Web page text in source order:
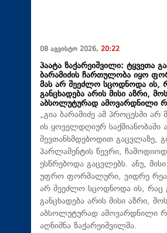
08 აგვისტო 2026, 20:22
პაატა ზაქარეიშვილი: ტყვეთა
ბარამიძის ჩართულობა იყო
მას არ შეეძლო სცოდნოდა ის,
განცხადება არის მისი აზრი,
აბსოლუტურად ამოვარდნილი
„გია ბარამიძე ამ პროცესში
ის ყოველდღიურ საქმიანობაში
შევთანხმდებოდით გაცვლაზე,
პარლამენტის წევრი,
ესწრებოდა გაცვლებს. ანუ,
უფრო ფორმალური, ვიდრე
არ შეეძლო სცოდნოდა ის, რაც
განცხადება არის მისი აზრი,
აბსოლუტურად ამოვარდნილი
აღნიშნა ზაქარეიშვილმა.